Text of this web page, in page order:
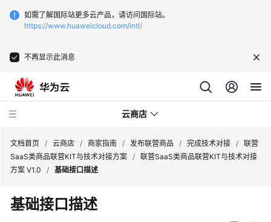
如需了解国际站更多云产品，请访问国际站。
https://www.huaweicloud.com/intl/
不再显示此消息
云商店
商
店
文档首页 / 云商店 / 商家指南 / 发布联营商品 / 完成技术对接 / 联营
SaaS类商品联营KIT与技术对接方案 / 联营SaaS类商品联营KIT与技术对接
方案 V1.0
/ 基础接口描述
基础接口描述